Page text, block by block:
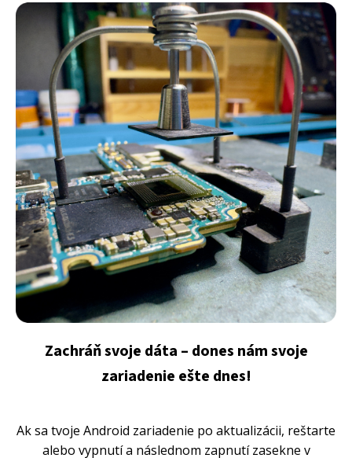
Zachráň svoje dáta – dones nám svoje
zariadenie ešte dnes!
Ak sa tvoje Android zariadenie po aktualizácii, reštarte
alebo vypnutí a následnom zapnutí zasekne v